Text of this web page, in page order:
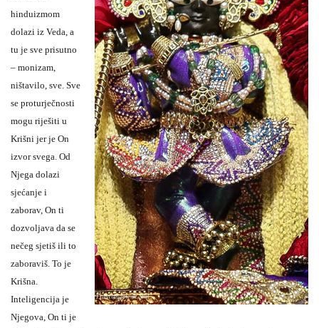
hinduizmom
dolazi iz Veda, a
tu je sve prisutno
– monizam,
ništavilo, sve. Sve
se proturječnosti
mogu riješiti u
Krišni jer je On
izvor svega. Od
Njega dolazi
sjećanje i
zaborav, On ti
dozvoljava da se
nečeg sjetiš ili to
zaboraviš. To je
Krišna.
Inteligencija je
Njegova, On ti je